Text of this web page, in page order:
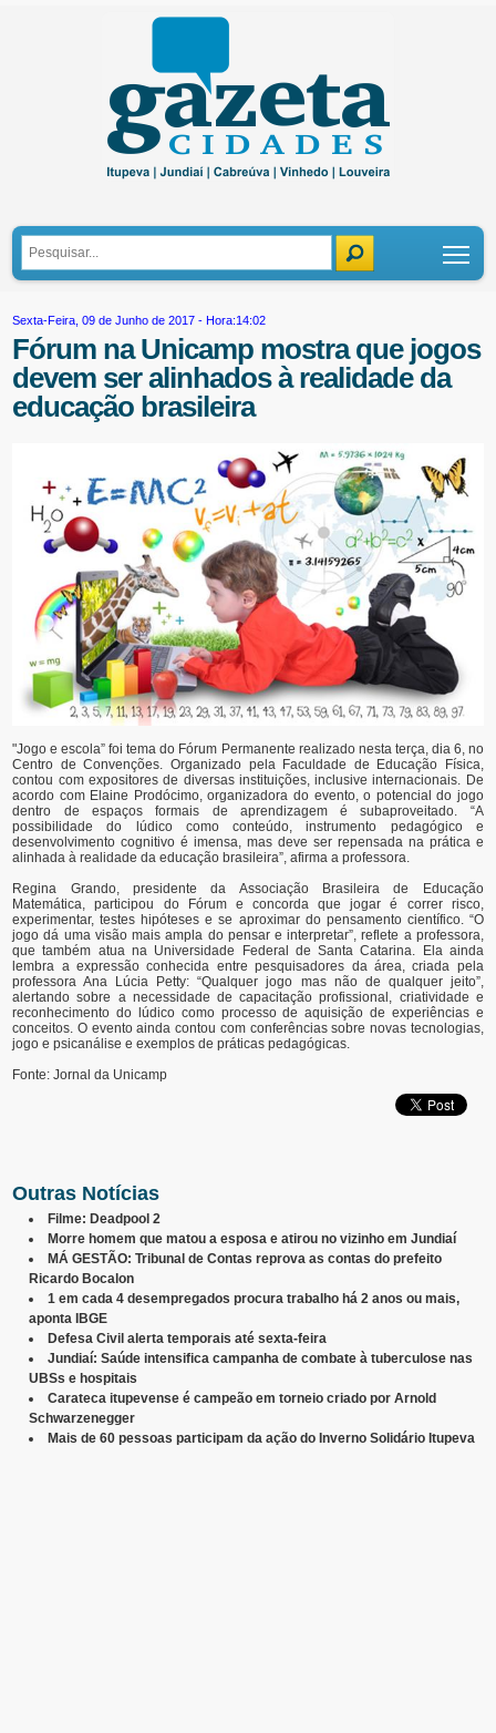
Sexta-Feira, 09 de Junho de 2017 - Hora:14:02
Fórum na Unicamp mostra que jogos
devem ser alinhados à realidade da
educação brasileira
"Jogo e escola” foi tema do Fórum Permanente realizado nesta terça, dia 6, no
Centro de Convenções. Organizado pela Faculdade de Educação Física,
contou com expositores de diversas instituições, inclusive internacionais. De
acordo com Elaine Prodócimo, organizadora do evento, o potencial do jogo
dentro de espaços formais de aprendizagem é subaproveitado. “A
possibilidade do lúdico como conteúdo, instrumento pedagógico e
desenvolvimento cognitivo é imensa, mas deve ser repensada na prática e
alinhada à realidade da educação brasileira”, afirma a professora.
Regina Grando, presidente da Associação Brasileira de Educação
Matemática, participou do Fórum e concorda que jogar é correr risco,
experimentar, testes hipóteses e se aproximar do pensamento científico. “O
jogo dá uma visão mais ampla do pensar e interpretar”, reflete a professora,
que também atua na Universidade Federal de Santa Catarina. Ela ainda
lembra a expressão conhecida entre pesquisadores da área, criada pela
professora Ana Lúcia Petty: “Qualquer jogo mas não de qualquer jeito”,
alertando sobre a necessidade de capacitação profissional, criatividade e
reconhecimento do lúdico como processo de aquisição de experiências e
conceitos. O evento ainda contou com conferências sobre novas tecnologias,
jogo e psicanálise e exemplos de práticas pedagógicas.
Fonte: Jornal da Unicamp
Outras Notícias
Filme: Deadpool 2
Morre homem que matou a esposa e atirou no vizinho em Jundiaí
MÁ GESTÃO: Tribunal de Contas reprova as contas do prefeito
Ricardo Bocalon
1 em cada 4 desempregados procura trabalho há 2 anos ou mais,
aponta IBGE
Defesa Civil alerta temporais até sexta-feira
Jundiaí: Saúde intensifica campanha de combate à tuberculose nas
UBSs e hospitais
Carateca itupevense é campeão em torneio criado por Arnold
Schwarzenegger
Mais de 60 pessoas participam da ação do Inverno Solidário Itupeva